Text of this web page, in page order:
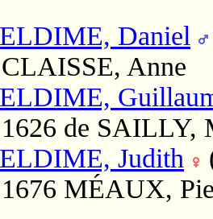
Daniel
CLAISSE, Anne
de SAILLY,
Judith
MÉAUX,